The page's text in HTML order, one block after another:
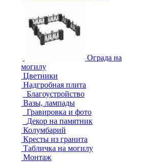
Ограда на
могилу
Цветники
Надгробная плита
Благоустройство
Вазы, лампады
Гравировка и фото
Декор на памятник
Колумбарий
Кресты из гранита
Табличка на могилу
Монтаж